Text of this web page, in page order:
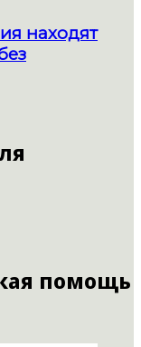
находят
помощь